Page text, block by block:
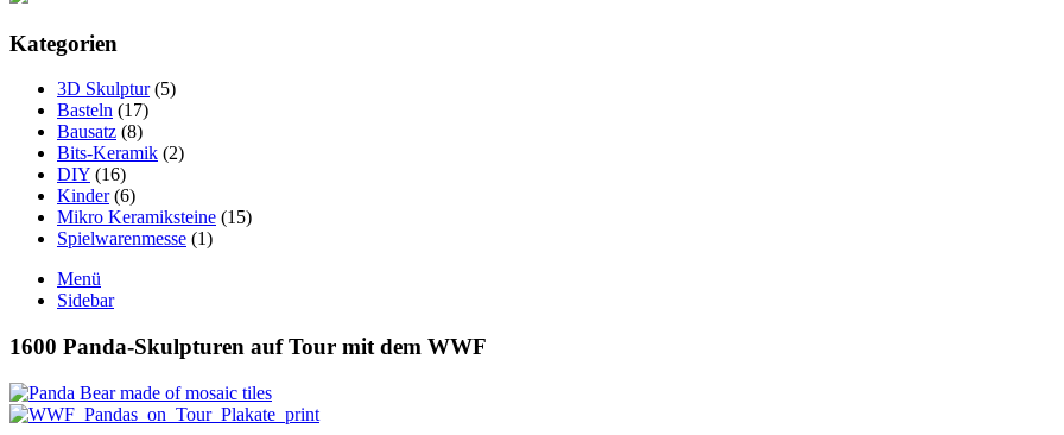
Kategorien
3D Skulptur(5)
Basteln (17)
Bausatz (8)
Bits-Keramik (2)
DIY (16)
Kinder(6)
Mikro Keramiksteine (15)
Spielwarenmesse (1)
Menü
Sidebar
1600 Panda-Skulpturen auf Tour mit dem WWF